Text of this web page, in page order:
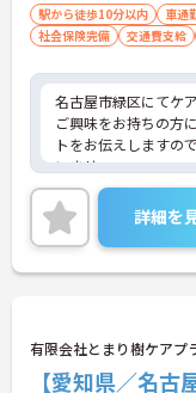
駅から徒歩10分以内 車通
社会保険完備
交通費支給
名古屋市緑区にてケ
ご興味をお持ちの方
トをお伝えしますの
いませ。
詳細を
有限会社とまり樹ケアプ
【愛知県／名